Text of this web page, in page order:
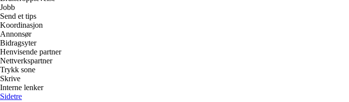
Jobb
Send et tips
Koordinasjon
Annonsør
Bidragsyter
Henvisende partner
Nettverkspartner
Trykk sone
Skrive
Interne lenker
Sidetre